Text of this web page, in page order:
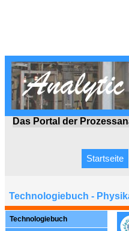
Das Portal der
Startseite
Technologiebuch -
Technologiebuch